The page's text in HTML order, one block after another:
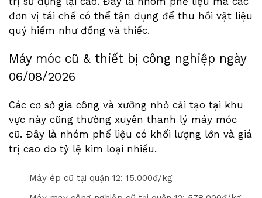
đơn vị tái chế có thể tận dụng để thu hồi vật liệu
quý hiếm như đồng và thiếc.
Máy móc cũ & thiết bị công nghiệp ngày
06/08/2026
Các cơ sở gia công và xưởng nhỏ cải tạo tại khu
vực này cũng thường xuyên thanh lý máy móc
cũ. Đây là nhóm phế liệu có khối lượng lớn và giá
trị cao do tỷ lệ kim loại nhiều.
Máy ép cũ tại quận 12: 15.000đ/kg